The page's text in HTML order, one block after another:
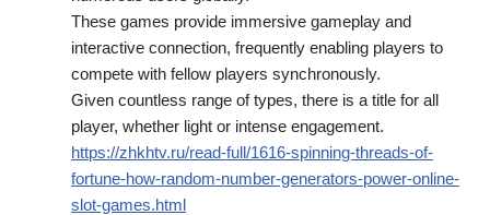
These games provide immersive gameplay and
interactive connection, frequently enabling players to
compete with fellow players synchronously.
Given countless range of types, there is a title for all
player, whether light or intense engagement.
https://zhkhtv.ru/read-full/1616-spinning-threads-of-
fortune-how-random-number-generators-power-online-
slot-games.html